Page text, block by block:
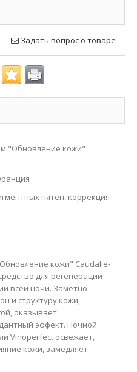
Задать вопрос о товаре
"Обновление кожи"
пятен, коррекция
кожи" Caudalie-
для регенерации
всей ночи. Заметно
и структуру кожи,
оказывает
эффект. Ночной
Vinoperfect освежает,
кожи, замедляет